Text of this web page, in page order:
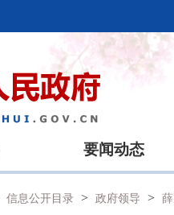
要闻动态
信息公开目录 > 政府领导 >